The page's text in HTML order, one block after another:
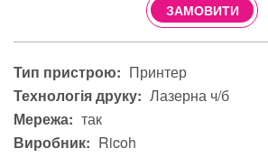
ЗАМОВИТИ
Тип пристрою: Принтер
Технологія друку: Лазерна ч/б
Мережа: так
Виробник: Ricoh